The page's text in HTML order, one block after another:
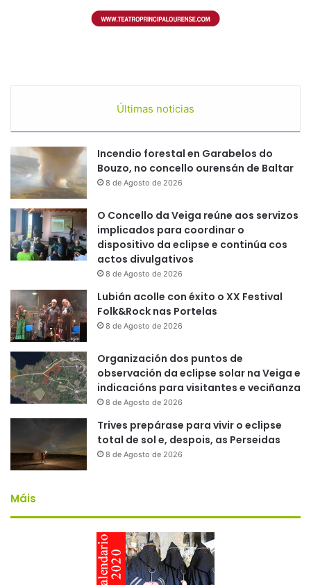
Últimas noticias
Incendio forestal en Garabelos do
Bouzo, no concello ourensán de Baltar
8 de Agosto de 2026
O Concello da Veiga reúne aos servizos
implicados para coordinar o
dispositivo da eclipse e continúa cos
actos divulgativos
8 de Agosto de 2026
Lubián acolle con éxito o XX Festival
Folk&Rock nas Portelas
8 de Agosto de 2026
Organización dos puntos de
observación da eclipse solar na Veiga e
indicacións para visitantes e veciñanza
8 de Agosto de 2026
Trives prepárase para vivir o eclipse
total de sol e, despois, as Perseidas
8 de Agosto de 2026
Máis